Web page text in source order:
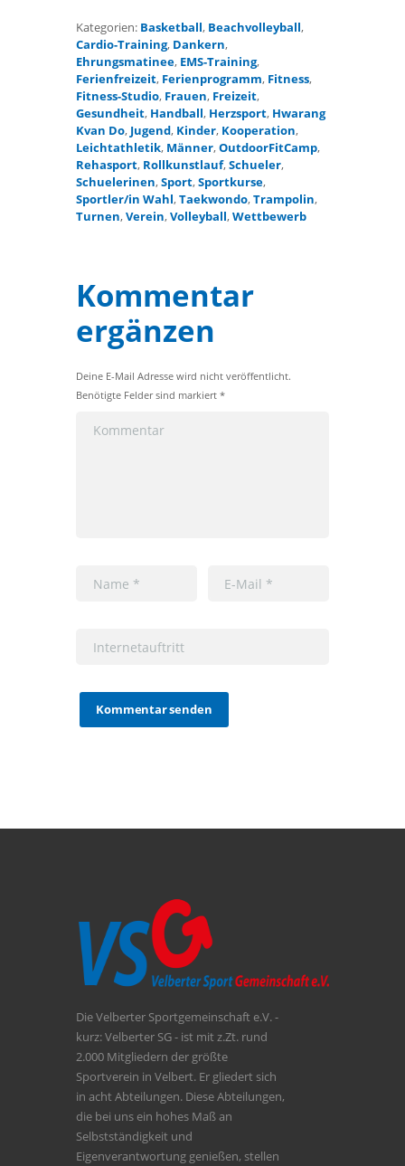
Kategorien: Basketball, Beachvolleyball,
Cardio-Training, Dankern,
Ehrungsmatinee, EMS-Training,
Ferienfreizeit, Ferienprogramm, Fitness,
Fitness-Studio, Frauen, Freizeit,
Gesundheit, Handball, Herzsport, Hwarang
Kvan Do, Jugend, Kinder, Kooperation,
Leichtathletik, Männer,OutdoorFitCamp,
Rehasport, Rollkunstlauf,Schueler,
Schuelerinen,Sport,Sportkurse,
Sportler/in Wahl,Taekwondo,Trampolin,
Turnen,Verein,Volleyball,Wettbewerb
Kommentar
ergänzen
Deine E-Mail Adresse wird nicht veröffentlicht.
Benötigte Felder sind markiert *
Die Velberter Sportgemeinschaft e.V. -
kurz: Velberter SG - ist mit z.Zt. rund
2.000 Mitgliedern der größte
Sportverein in Velbert. Er gliedert sich
in acht Abteilungen. Diese Abteilungen,
die bei uns ein hohes Maß an
Selbstständigkeit und
Eigenverantwortung genießen, stellen